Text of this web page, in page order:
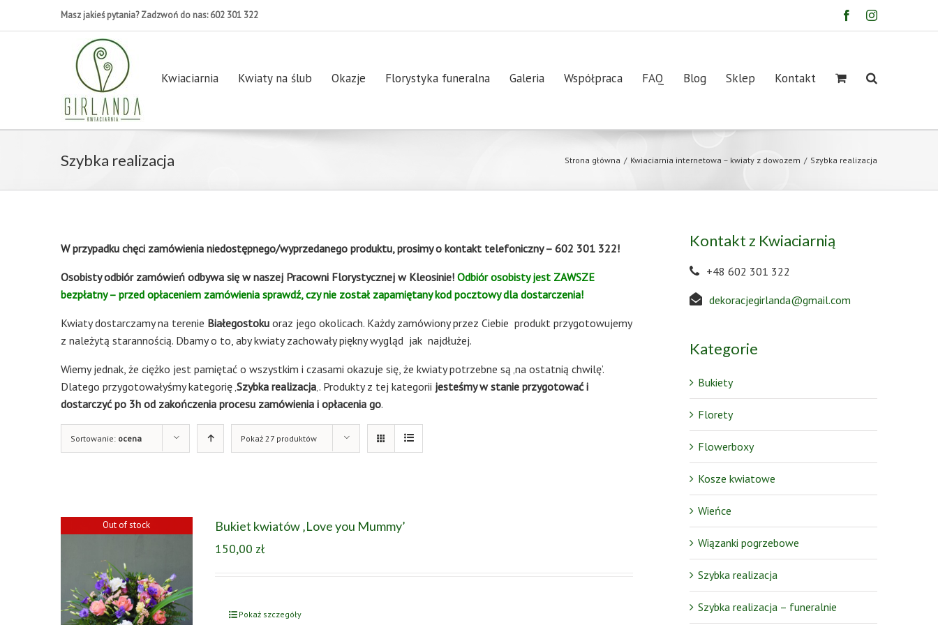
Masz jakieś pytania? Zadzwoń do nas: 602 301 322 FacebookInstagram
Kwiaciarnia Kwiaty na ślub Okazje Florystyka funeralna Galeria Współpraca FAQ Blog Sklep Kontakt
Szybka realizacja Strona główna / Kwiaciarnia internetowa – kwiaty z dowozem / Szybka realizacja
W przypadku chęci zamówienia niedostępnego/wyprzedanego produktu, prosimy o kontakt telefoniczny – 602 301 322!
Osobisty odbiór zamówień odbywa się w naszej Pracowni Florystycznej w Kleosinie! Odbiór osobisty jest ZAWSZE
bezpłatny – przed opłaceniem zamówienia sprawdź, czy nie został zapamiętany kod pocztowy dla dostarczenia!
Kwiaty dostarczamy na terenie Białegostoku oraz jego okolicach. Każdy zamówiony przez Ciebie produkt przygotowujemy
z należytą starannością. Dbamy o to, aby kwiaty zachowały piękny wygląd jak najdłużej.
Wiemy jednak, że ciężko jest pamiętać o wszystkim i czasami okazuje się, że kwiaty potrzebne są ‚na ostatnią chwilę’.
Dlatego przygotowałyśmy kategorię ‚Szybka realizacja‚. Produkty z tej kategorii jesteśmy w stanie przygotować i
dostarczyć po 3h od zakończenia procesu zamówienia i opłacenia go.
Sortowanie: ocena Pokaż 27 produktów
Out of stock Bukiet kwiatów ‚Love you Mummy’
150,00 zł
Pokaż szczegóły
Kontakt z Kwiaciarnią
+48 602 301 322
dekoracjegirlanda@gmail.com
Kategorie
Bukiety
Florety
Flowerboxy
Kosze kwiatowe
Wieńce
Wiązanki pogrzebowe
Szybka realizacja
Szybka realizacja – funeralnie